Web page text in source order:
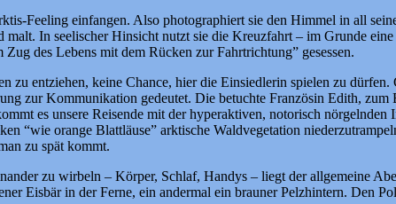
Feeling einfangen. Also photographiert sie den Himmel in all
In seelischer Hinsicht nutzt sie die Kreuzfahrt – im Grunde
des Lebens mit dem Rücken zur Fahrtrichtung” gesessen.
entziehen, keine Chance, hier die Einsiedlerin spielen zu
zur Kommunikation gedeutet. Die betuchte Französin Edith,
es unsere Reisende mit der hyperaktiven, notorisch
“wie orange Blattläuse” arktische Waldvegetation
zu spät kommt.
zu wirbeln – Körper, Schlaf, Handys – liegt der allgemeine
Eisbär in der Ferne, ein andermal ein brauner Pelzhintern. Den